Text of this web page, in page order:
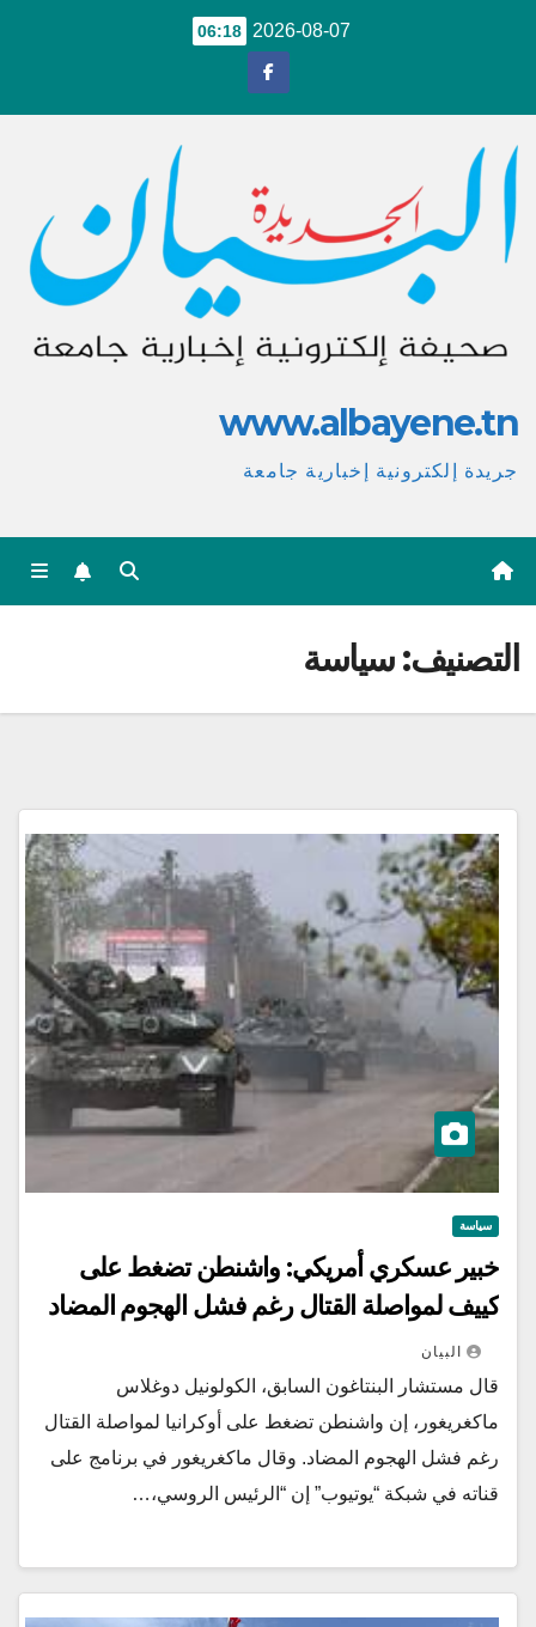
2026-08-07
06:18
www.albayene.tn
جريدة إلكترونية إخبارية جامعة
التصنيف:سياسة
سياسة
خبير عسكري أمريكي: واشنطن تضغط على
كييف لمواصلة القتال رغم فشل الهجوم المضاد
البيان
قال مستشار البنتاغون السابق، الكولونيل دوغلاس
ماكغريغور، إن واشنطن تضغط على أوكرانيا لمواصلة القتال
رغم فشل الهجوم المضاد. وقال ماكغريغور في برنامج على
قناته في شبكة “يوتيوب” إن “الرئيس الروسي،…